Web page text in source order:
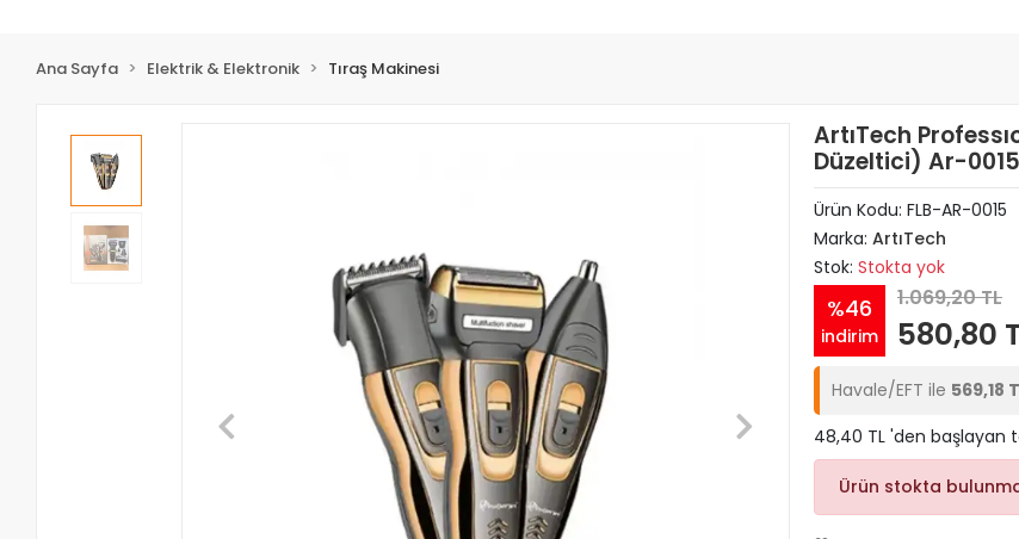
Ana Sayfa Elektrik & Elektronik Tıraş Makinesi
ArtıTech
Düzeltici) Ar-0015
Ürün Kodu: FLB-AR-0015
Marka: ArtıTech
Stok: Stokta yok
%46
indirim
1.069,20 TL
580,80
Havale/EFT ile 569,18
48,40 TL 'den başlayan
Ürün stokta